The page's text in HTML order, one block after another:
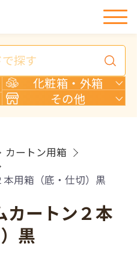
化粧箱・外箱
その他
カートン用箱
用箱（底・仕切）黒
カートン２本
黒